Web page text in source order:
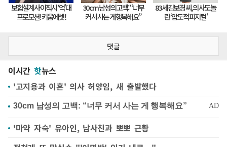
댓글
이시간 핫뉴스
'고지용과 이혼' 의사 허양임, 새 출발했다
'마약 자숙' 유아인, 남사친과 뽀뽀 근황